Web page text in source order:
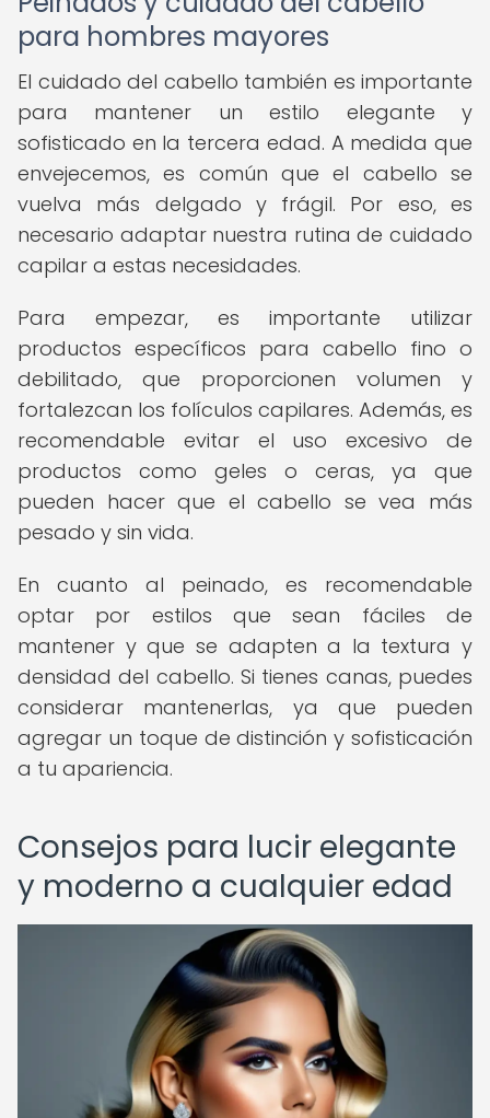
para hombres mayores
El cuidado del cabello también es importante
para mantener un estilo elegante y
sofisticado en la tercera edad. A medida que
envejecemos, es común que el cabello se
vuelva más delgado y frágil. Por eso, es
necesario adaptar nuestra rutina de cuidado
capilar a estas necesidades.
Para empezar, es importante utilizar
productos específicos para cabello fino o
debilitado, que proporcionen volumen y
fortalezcan los folículos capilares. Además, es
recomendable evitar el uso excesivo de
productos como geles o ceras, ya que
pueden hacer que el cabello se vea más
pesado y sin vida.
En cuanto al peinado, es recomendable
optar por estilos que sean fáciles de
mantener y que se adapten a la textura y
densidad del cabello. Si tienes canas, puedes
considerar mantenerlas, ya que pueden
agregar un toque de distinción y sofisticación
a tu apariencia.
Consejos para lucir elegante
y moderno a cualquier edad